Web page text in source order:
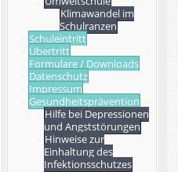
Klimawandel im
Schulranzen
Schuleintritt
Übertritt
Formulare / Downloads
Datenschutz
Impressum
Gesundheitsprävention
Hilfe bei Depressionen
und Angststörungen
Hinweise zur
Einhaltung des
Infektionsschutzes